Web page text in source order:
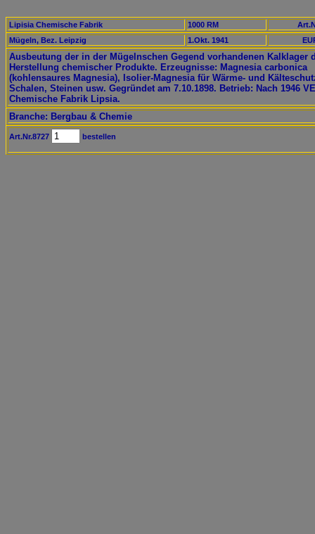
Lipisia Chemische Fabrik 1000 RM
Mügeln, Bez. Leipzig
1.Okt. 1941
Ausbeutung der in der Mügelnschen Gegend vorhandenen Kalklager
Herstellung chemischer Produkte. Erzeugnisse: Magnesia carbonica
(kohlensaures Magnesia), Isolier-Magnesia für Wärme- und
Schalen, Steinen usw. Gegründet am 7.10.1898. Betrieb: Nach 1946
Chemische Fabrik Lipsia.
Branche: Bergbau & Chemie
Art.Nr.8727 bestellen